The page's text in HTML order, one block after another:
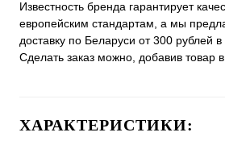
Известность бренда гарантирует
европейским стандартам, а мы
доставку по Беларуси от 300 рублей
Сделать заказ можно, добавив товар в
ХАРАКТЕРИСТИКИ: